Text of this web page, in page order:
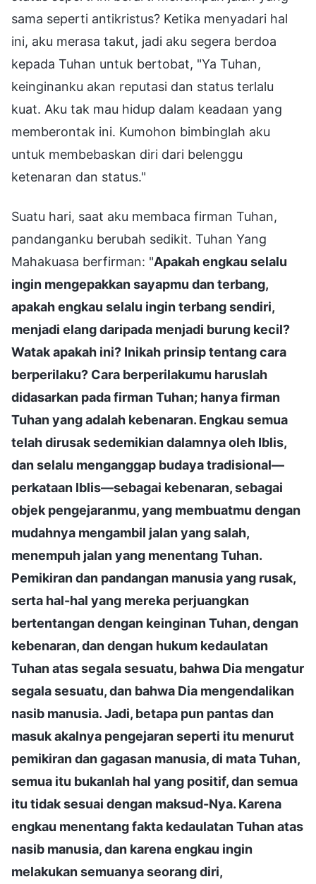
sama seperti antikristus? Ketika menyadari hal
ini, aku merasa takut, jadi aku segera berdoa
kepada Tuhan untuk bertobat, "Ya Tuhan,
keinginanku akan reputasi dan status terlalu
kuat. Aku tak mau hidup dalam keadaan yang
memberontak ini. Kumohon bimbinglah aku
untuk membebaskan diri dari belenggu
ketenaran dan status."
Suatu hari, saat aku membaca firman Tuhan,
pandanganku berubah sedikit. Tuhan Yang
Mahakuasa berfirman: "Apakah engkau selalu
ingin mengepakkan sayapmu dan terbang,
apakah engkau selalu ingin terbang sendiri,
menjadi elang daripada menjadi burung kecil?
Watak apakah ini? Inikah prinsip tentang cara
berperilaku? Cara berperilakumu haruslah
didasarkan pada firman Tuhan; hanya firman
Tuhan yang adalah kebenaran. Engkau semua
telah dirusak sedemikian dalamnya oleh Iblis,
dan selalu menganggap budaya tradisional—
perkataan Iblis—sebagai kebenaran, sebagai
objek pengejaranmu, yang membuatmu dengan
mudahnya mengambil jalan yang salah,
menempuh jalan yang menentang Tuhan.
Pemikiran dan pandangan manusia yang rusak,
serta hal-hal yang mereka perjuangkan
bertentangan dengan keinginan Tuhan, dengan
kebenaran, dan dengan hukum kedaulatan
Tuhan atas segala sesuatu, bahwa Dia mengatur
segala sesuatu, dan bahwa Dia mengendalikan
nasib manusia. Jadi, betapa pun pantas dan
masuk akalnya pengejaran seperti itu menurut
pemikiran dan gagasan manusia, di mata Tuhan,
semua itu bukanlah hal yang positif, dan semua
itu tidak sesuai dengan maksud-Nya. Karena
engkau menentang fakta kedaulatan Tuhan atas
nasib manusia, dan karena engkau ingin
melakukan semuanya seorang diri,